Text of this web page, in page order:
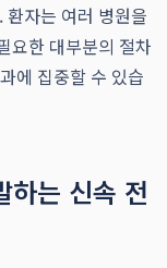
자는 여러 병원을
요한 대부분의 절차
에 집중할 수 있습
하는 신속 전